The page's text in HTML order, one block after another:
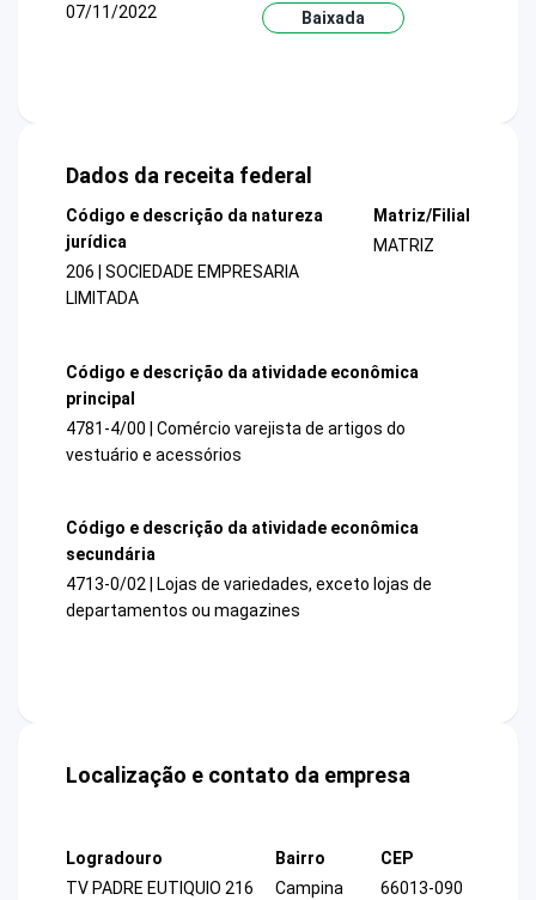
07/11/2022
Baixada
Dados da receita federal
Código e descrição da natureza
jurídica
206 | SOCIEDADE EMPRESARIA
LIMITADA
Matriz/Filial
MATRIZ
Código e descrição da atividade econômica
principal
4781-4/00 | Comércio varejista de artigos do
vestuário e acessórios
Código e descrição da atividade econômica
secundária
4713-0/02 | Lojas de variedades, exceto lojas de
departamentos ou magazines
Localização e contato da empresa
Logradouro
TV PADRE EUTIQUIO 216
Bairro
Campina
CEP
66013-090